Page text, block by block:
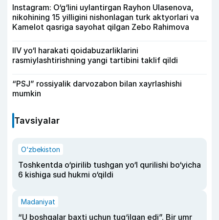
Instagram: O‘g‘lini uylantirgan Rayhon Ulasenova,
nikohining 15 yilligini nishonlagan turk aktyorlari va
Kamelot qasriga sayohat qilgan Zebo Rahimova
IIV yo‘l harakati qoidabuzarliklarini
rasmiylashtirishning yangi tartibini taklif qildi
“PSJ” rossiyalik darvozabon bilan xayrlashishi
mumkin
Tavsiyalar
O‘zbekiston
Toshkentda o‘pirilib tushgan yo‘l qurilishi bo‘yicha
6 kishiga sud hukmi o‘qildi
Madaniyat
“U boshqalar baxti uchun tug‘ilgan edi”. Bir umr